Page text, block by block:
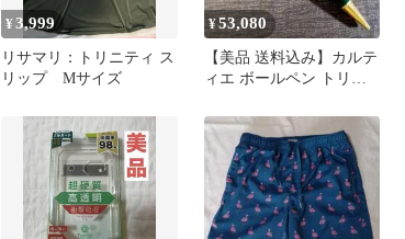
¥3,999
リサマリ：トリニティ ス
リップ Mサイズ
¥53,080
【美品 送料込み】カルテ
ィエ ボールペン トリニ